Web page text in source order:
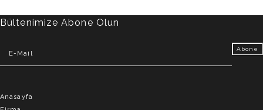
Bültenimize Abone Olun
Anasayfa